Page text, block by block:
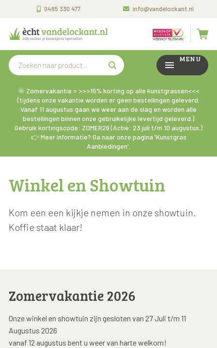
0485 330 477 info@vandelockant.nl
MENU
🌞 Zomervakantie = >>>15% korting op alle kunstgrassen<<<
(tijdens onze vakantie worden er geen bestellingen geleverd.
Vanaf 11 augustus gaan we weer aan de slag en worden alle
bestellingen binnen onze gebruikelijke levertijd geleverd.)
Gebruik kortingscode: ZOMER26 (Actie: 23 juli t/m 10 augustus.)
👉 Meer informatie? Ga naar onze pagina 'Kunstgras
Aanbiedingen'.
Winkel en Showtuin
Kom een een kijkje nemen in onze showtuin.
Koffie staat klaar!
Zomervakantie 2026
Onze winkel en showtuin zijn gesloten van 27 Juli t/m 11
Augustus 2026
vanaf 12 augustus bent u weer van harte welkom!